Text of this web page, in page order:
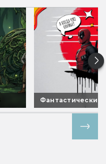
Фантастические